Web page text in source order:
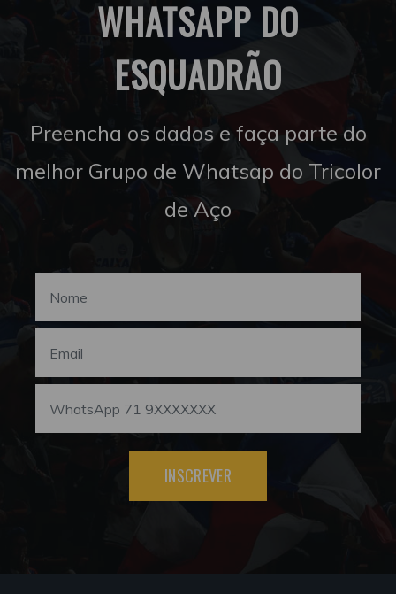
WHATSAPP DO
ESQUADRÃO
Preencha os dados e faça parte do
melhor Grupo de Whatsap do Tricolor
de Aço
INSCREVER